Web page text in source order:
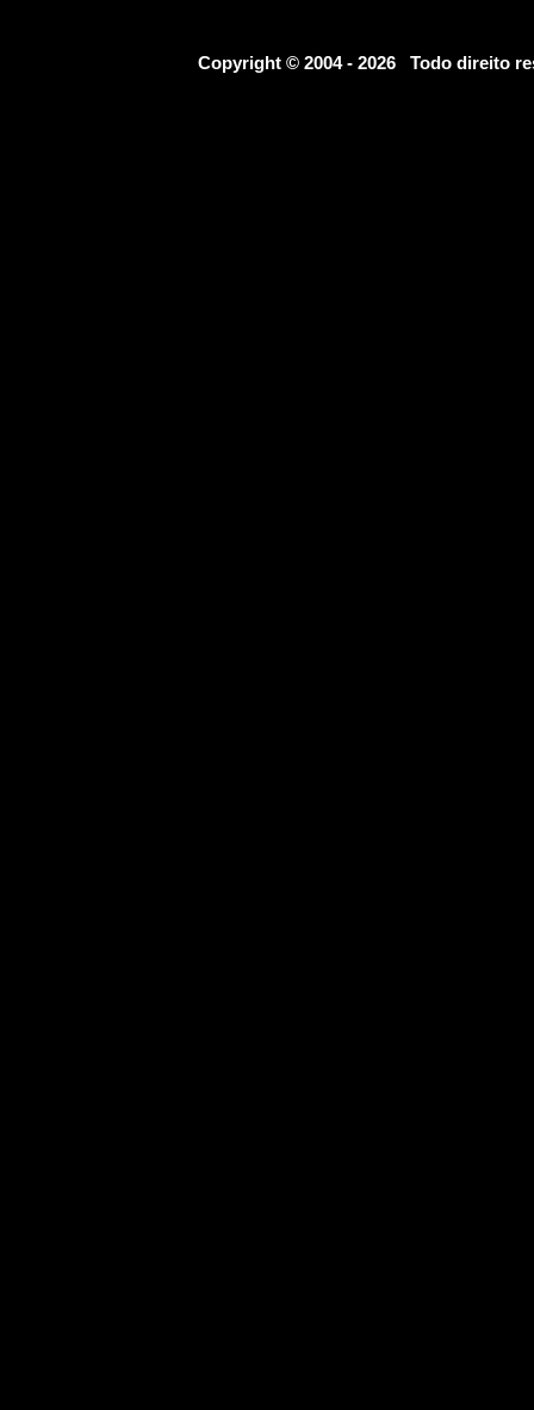
Copyright © 2004 - 2026 Todo direito